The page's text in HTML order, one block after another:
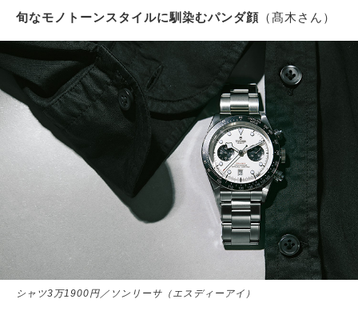
旬なモノトーンスタイルに馴染むパンダ顔 （髙木さん）
シャツ3万1900円／ソンリーサ（エスディーアイ）